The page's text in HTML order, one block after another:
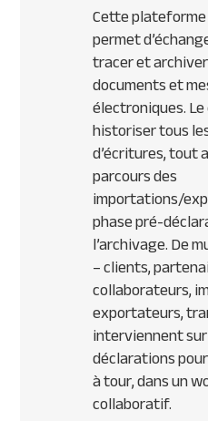
Cette
permet
tracer et
documents et
électroniques.
historiser tous
d’écritures, tout
parcours des
importations/
phase pré-
l’archivage. De
– clients,
collaborateurs,
exportateurs,
interviennent
déclarations
à tour, dans un
collaboratif.